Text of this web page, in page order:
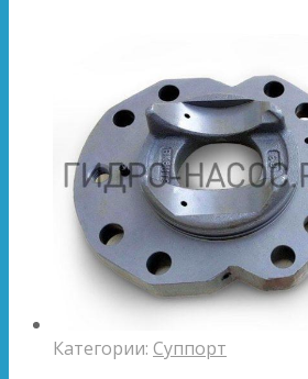
Категории: Суппорт